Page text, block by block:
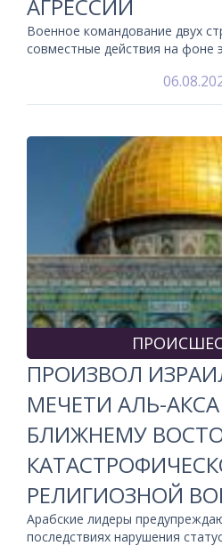
АГРЕССИИ
Военное командование двух
совместные действия на фоне
ПРОИЗВОЛ
МЕЧЕТИ АЛЬ-
БЛИЖНЕМУ
РЕЛИГИОЗНОЙ
Арабские лидеры
последствиях нарушения